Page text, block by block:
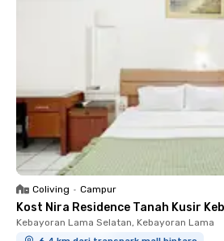
Coliving • Campur
Kost Nira Residence Tanah Kusir
Kebayoran Lama Selatan, Kebayoran Lama